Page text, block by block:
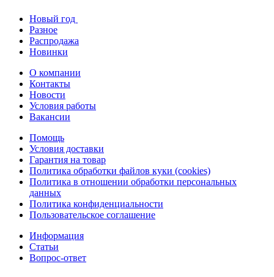
Новый год
Разное
Распродажа
Новинки
О компании
Контакты
Новости
Условия работы
Вакансии
Помощь
Условия доставки
Гарантия на товар
Политика обработки файлов куки (cookies)
Политика в отношении обработки персональных
данных
Политика конфиденциальности
Пользовательское соглашение
Информация
Статьи
Вопрос-ответ